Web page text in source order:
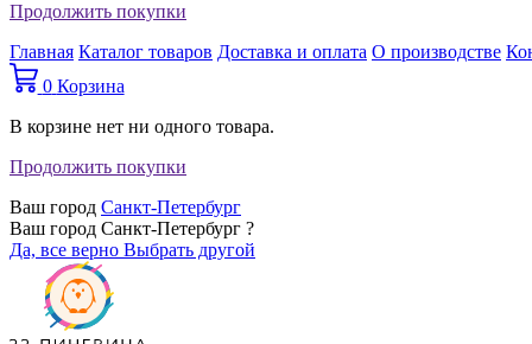
Продолжить покупки
Главная Каталог товаров Доставка и оплата О производстве
0 Корзина
В корзине нет ни одного товара.
Продолжить покупки
Ваш город Санкт-Петербург
Ваш город Санкт-Петербург ?
Да, все верно Выбрать другой